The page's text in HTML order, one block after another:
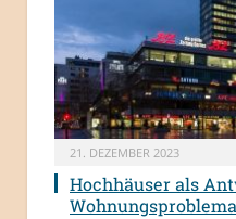
21. DEZEMBER 2023
Hochhäuser als